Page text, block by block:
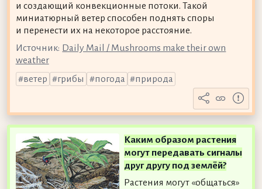
и создающий конвекционные потоки. Такой
миниатюрный ветер способен поднять споры
и перенести их на некоторое расстояние.
Источник: Daily Mail / Mushrooms make their own
weather
ветер
грибы погода природа
Каким образом растения
могут передавать сигналы
друг другу под землёй?
Растения могут «общаться»